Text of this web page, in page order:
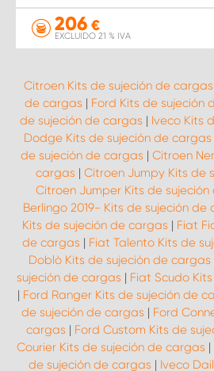
206 €
EXCLUIDO 21 % IVA
Citroen Kits de sujeción de cargas
de cargas | Ford Kits de sujeción
de sujeción de cargas | Iveco Kits
Dodge Kits de sujeción de cargas
de sujeción de cargas | Citroen
cargas | Citroen Jumpy Kits de
Citroen Jumper Kits de
Berlingo 2019- Kits de sujeción de
Kits de sujeción de cargas | Fiat
de cargas | Fiat Talento Kits de
Doblò Kits de sujeción de cargas
sujeción de cargas | Fiat Scudo
| Ford Ranger Kits de sujeción de
de sujeción de cargas | Ford
cargas | Ford Custom Kits de
Courier Kits de sujeción de cargas |
de sujeción de cargas | Iveco